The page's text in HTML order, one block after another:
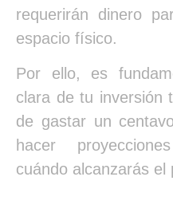
requerirán dinero
espacio físico.
Por ello, es
clara de tu inversión
de gastar un
hacer
cuándo alcanzarás el